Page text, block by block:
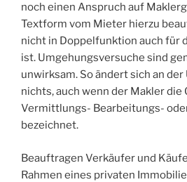
noch einen Anspruch auf
Textform vom Mieter hierzu
nicht in Doppelfunktion auch für
ist. Umgehungsversuche sind
unwirksam. So ändert sich an
nichts, auch wenn der Makler die
Vermittlungs- Bearbeitungs-
bezeichnet.
Beauftragen Verkäufer und
Rahmen eines privaten